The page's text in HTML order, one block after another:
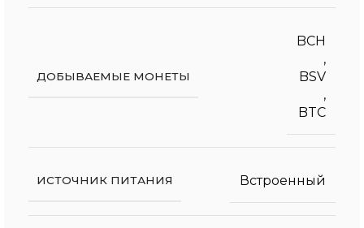
ДОБЫВАЕМЫЕ МОНЕТЫ
BCH
,
BSV
,
BTC
ИСТОЧНИК ПИТАНИЯ Встроенный